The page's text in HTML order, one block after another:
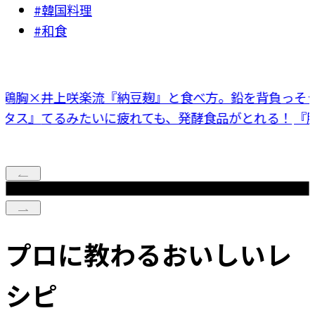
#韓国料理
#和食
胸×
』
井上咲楽流『納豆麹』と食べ方。鉛を背負っ
てるみたいに疲れても、発酵食品がとれる！
そう
『豚
プロに教わるおいしいレ
シピ